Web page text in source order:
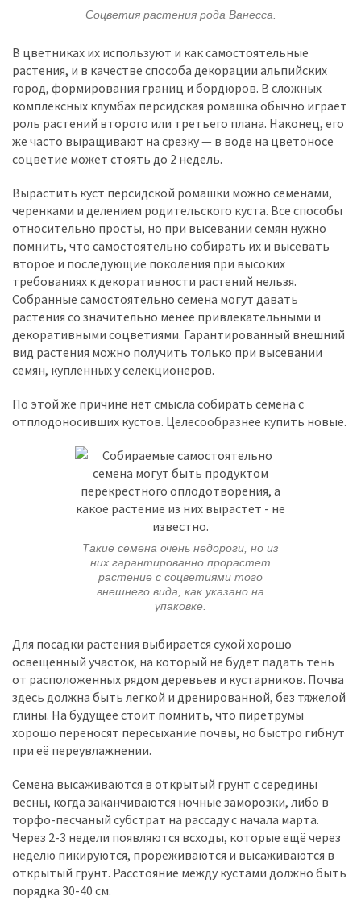
Соцветия растения рода Ванесса.
В цветниках их используют и как самостоятельные
растения, и в качестве способа декорации альпийских
город, формирования границ и бордюров. В сложных
комплексных клумбах персидская ромашка обычно играет
роль растений второго или третьего плана. Наконец, его
же часто выращивают на срезку — в воде на цветоносе
соцветие может стоять до 2 недель.
Вырастить куст персидской ромашки можно семенами,
черенками и делением родительского куста. Все способы
относительно просты, но при высевании семян нужно
помнить, что самостоятельно собирать их и высевать
второе и последующие поколения при высоких
требованиях к декоративности растений нельзя.
Собранные самостоятельно семена могут давать
растения со значительно менее привлекательными и
декоративными соцветиями. Гарантированный внешний
вид растения можно получить только при высевании
семян, купленных у селекционеров.
По этой же причине нет смысла собирать семена с
отплодоносивших кустов. Целесообразнее купить новые.
Такие семена очень недороги, но из
них гарантированно прорастет
растение с соцветиями того
внешнего вида, как указано на
упаковке.
Для посадки растения выбирается сухой хорошо
освещенный участок, на который не будет падать тень
от расположенных рядом деревьев и кустарников. Почва
здесь должна быть легкой и дренированной, без тяжелой
глины. На будущее стоит помнить, что пиретрумы
хорошо переносят пересыхание почвы, но быстро гибнут
при её переувлажнении.
Семена высаживаются в открытый грунт с середины
весны, когда заканчиваются ночные заморозки, либо в
торфо-песчаный субстрат на рассаду с начала марта.
Через 2-3 недели появляются всходы, которые ещё через
неделю пикируются, прореживаются и высаживаются в
открытый грунт. Расстояние между кустами должно быть
порядка 30-40 см.